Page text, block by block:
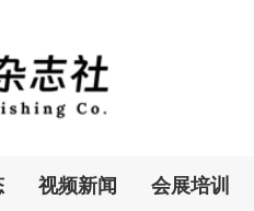
视频新闻 会展培训